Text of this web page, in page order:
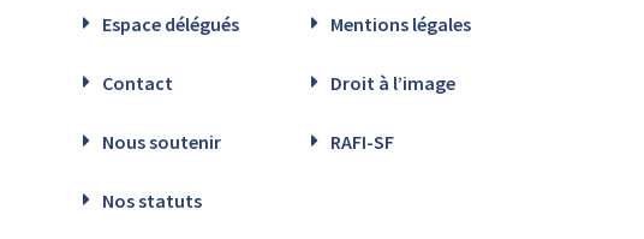
Espace délégués Mentions légales
Contact Droit à l’image
Nous soutenir RAFI-SF
Nos statuts